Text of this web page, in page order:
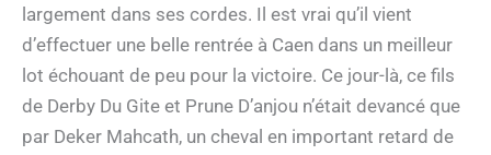
largement dans ses cordes. Il est vrai qu’il vient
d’effectuer une belle rentrée à Caen dans un meilleur
lot échouant de peu pour la victoire. Ce jour-là, ce fils
de Derby Du Gite et Prune D’anjou n’était devancé que
par Deker Mahcath, un cheval en important retard de